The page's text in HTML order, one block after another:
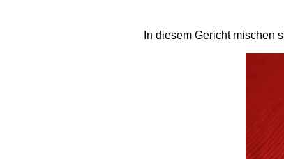
In diesem Gericht mischen